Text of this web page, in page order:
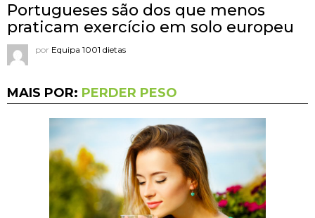
Portugueses são dos que menos
praticam exercício em solo europeu
por Equipa 1001 dietas
MAIS POR: PERDER PESO